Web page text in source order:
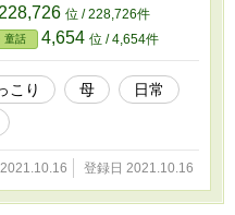
228,726 位 / 228,726件
童話 4,654 位 / 4,654件
こり 母
日常
登録日 2021.10.16